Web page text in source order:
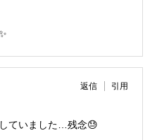
返信 引用
ていました…残念😓